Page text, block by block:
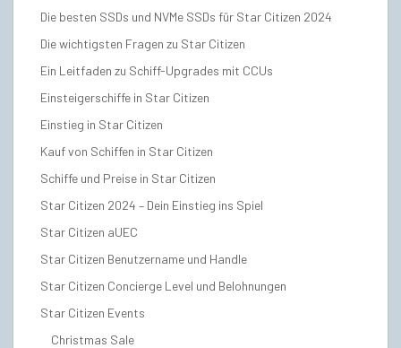
Die besten SSDs und NVMe SSDs für Star Citizen 2024
Die wichtigsten Fragen zu Star Citizen
Ein Leitfaden zu Schiff-Upgrades mit CCUs
Einsteigerschiffe in Star Citizen
Einstieg in Star Citizen
Kauf von Schiffen in Star Citizen
Schiffe und Preise in Star Citizen
Star Citizen 2024 – Dein Einstieg ins Spiel
Star Citizen aUEC
Star Citizen Benutzername und Handle
Star Citizen Concierge Level und Belohnungen
Star Citizen Events
Christmas Sale